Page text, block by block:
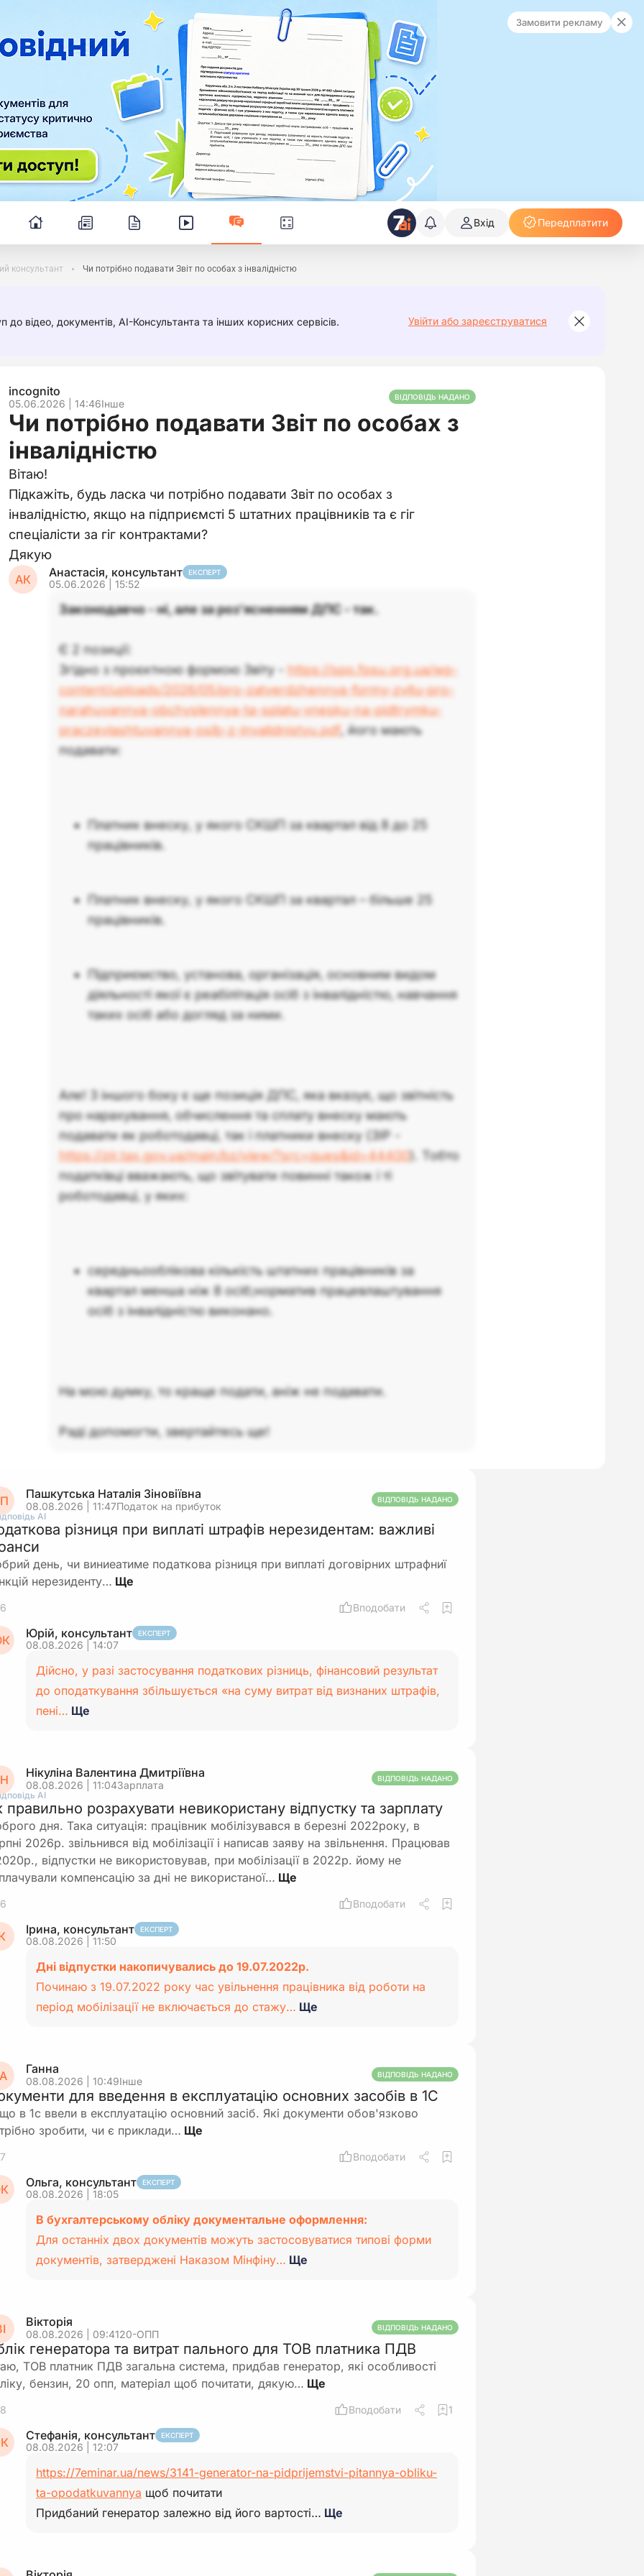
Замовити рекламу
Вхід Передплатити
консультант Чи потрібно подавати Звіт по особах з інвалідністю
відео, документів, AI-Консультанта та інших корисних сервісів. Увійти або зареєструватися
incognito
05.06.2026 | 14:46Інше
ВІДПОВІДЬ НАДАНО
Чи потрібно подавати Звіт по особах з
інвалідністю
Вітаю!
Підкажіть, будь ласка чи потрібно подавати Звіт по особах з
інвалідністю, якщо на підприємсті 5 штатних працівників та є гіг
спеціалісти за гіг контрактами?
Дякую
АК Анастасія, консультант ЕКСПЕРТ
05.06.2026 | 15:52
Законодавчо - ні, але за роз'ясненням ДПС - так.
Є 2 позиції:
Згідно з проєктною формою Звіту - https://spo.fpsu.org.ua/wp-
content/uploads/2026/05/pro-zatverdzhennya-formy-zvitu-pro-
narahuvannya-obchyslennya-ta-splatu-vnesku-na-pidtrymku-
praczevlashtuvannya-osib-z-invalidnistyu.pdf , його мають
подавати:
Платник внеску, у якого СКШП за квартал від 8 до 25
працівників.
Платник внеску, у якого СКШП за квартал – більше 25
працівників.
Підприємство, установа, організація, основним видом
діяльності якої є реабілітація осіб з інвалідністю, навчання
таких осіб або догляд за ними.
Але! З іншого боку є ще позиція ДПС, яка вказує, що звітність
про нарахування, обчислення та сплату внеску мають
подавати як роботодавці, так і платники внеску (ЗІР -
https://zir.tax.gov.ua/main/bz/view/?src=ques&id=44400). Тобто
податківці вважають, що звітувати повинні також і ті
роботодавці, у яких:
середньооблікова кількість штатних працівників за
квартал менша ніж 8 осіб;норматив працевлаштування
осіб з інвалідністю виконано.
На мою думку, то краще подати, аніж не подавати.
Раді допомогти, звертайтесь ще!
Пашкутська Наталія Зіновіївна
08.08.2026 | 11:47Податок на прибуток
ВІДПОВІДЬ НАДАНО
АІ
різниця при виплаті штрафів нерезидентам: важливі
день, чи виниеатиме податкова різниця при виплаті договірних штрафниї
нерезиденту…
6 Вподобати
Юрій, консультант ЕКСПЕРТ
08.08.2026 | 14:07
Дійсно, у разі застосування податкових різниць, фінансовий результат
до оподаткування збільшується «на суму витрат від визнаних штрафів,
пені… Ще
Нікуліна Валентина Дмитріївна
08.08.2026 | 11:04Зарплата
ВІДПОВІДЬ НАДАНО
АІ
правильно розрахувати невикористану відпустку та зарплату
дня. Така ситуація: працівник мобілізувався в березні 2022року, в
2026р. звільнився від мобілізації і написав заяву на звільнення. Працював
відпустки не використовував, при мобілізації в 2022р. йому не
компенсацію за дні не використаної…
6 Вподобати
Ірина, консультант ЕКСПЕРТ
08.08.2026 | 11:50
Дні відпустки накопичувались до 19.07.2022р.
Починаю з 19.07.2022 року час увільнення працівника від роботи на
період мобілізації не включається до стажу… Ще
Ганна
08.08.2026 | 10:49Інше
ВІДПОВІДЬ НАДАНО
для введення в експлуатацію основних засобів в 1С
в 1с ввели в експлуатацію основний засіб. Які документи обов'язково
зробити, чи є приклади…
7 Вподобати
Ольга, консультант ЕКСПЕРТ
08.08.2026 | 18:05
В бухгалтерському обліку документальне оформлення:
Для останніх двох документів можуть застосовуватися типові форми
документів, затверджені Наказом Мінфіну… Ще
Вікторія
08.08.2026 | 09:4120-ОПП
ВІДПОВІДЬ НАДАНО
генератора та витрат пального для ТОВ платника ПДВ
ТОВ платник ПДВ загальна система, придбав генератор, які особливості
бензин, 20 опп, матеріал щоб почитати, дякую…
8 Вподобати 1
Стефанія, консультант ЕКСПЕРТ
08.08.2026 | 12:07
https://7eminar.ua/news/3141-generator-na-pidprijemstvi-pitannya-obliku-
ta-opodatkuvannya щоб почитати
Придбаний генератор залежно від його вартості… Ще